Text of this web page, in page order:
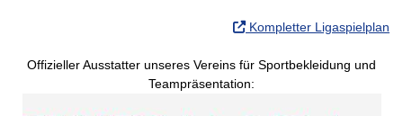
Kompletter Ligaspielplan
Offizieller Ausstatter unseres Vereins für Sportbekleidung und
Teampräsentation: